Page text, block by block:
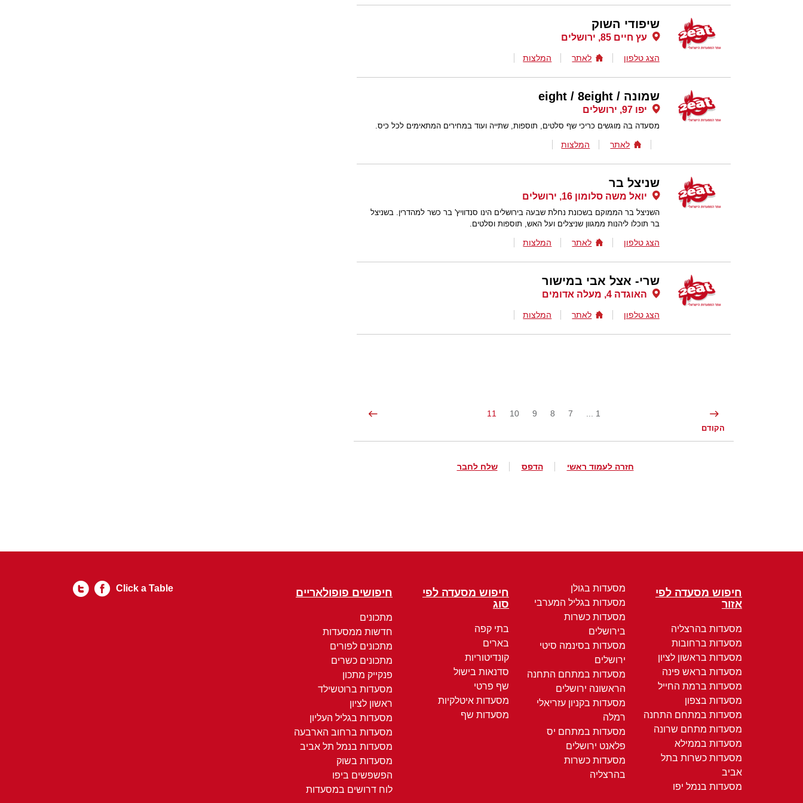
שיפודי השוק
עץ חיים 85, ירושלים
הצג טלפון לאתר המלצות
שמונה / eight / 8eight
יפו 97, ירושלים
מסעדה בה מוגשים כריכי שף סלטים, תוספות, שתייה ועוד במחירים המתאימים לכל כיס.
לאתר המלצות
שניצל בר
יואל משה סלומון 16, ירושלים
השניצל בר הממוקם בשכונת נחלת שבעה בירושלים הינו סנדוויץ' בר כשר למהדרין. בשניצל
בר תוכלו ליהנות ממגוון שניצלים ועל האש, תוספות וסלטים.
הצג טלפון לאתר המלצות
שרי- אצל אבי במישור
האוגדה 4, מעלה אדומים
הצג טלפון לאתר המלצות
הקודם
1 ...
7
8
9
10
11
חזרה לעמוד ראשי הדפס שלח לחבר
חיפוש מסעדה לפי
אזור
מסעדות בהרצליה
מסעדות ברחובות
מסעדות בראשון לציון
מסעדות בראש פינה
מסעדות ברמת החייל
מסעדות בצפון
מסעדות במתחם התחנה
מסעדות מתחם שרונה
מסעדות בממילא
מסעדות כשרות בתל
אביב
מסעדות בנמל יפו
מסעדות בגולן
מסעדות בגליל המערבי
מסעדות כשרות
בירושלים
מסעדות בסינמה סיטי
ירושלים
מסעדות במתחם התחנה
הראשונה ירושלים
מסעדות בקניון עזריאלי
רמלה
מסעדות במתחם יס
פלאנט ירושלים
מסעדות כשרות
בהרצליה
חיפוש מסעדה לפי
סוג
בתי קפה
בארים
קונדיטוריות
סדנאות בישול
שף פרטי
מסעדות איטלקיות
מסעדות שף
חיפושים פופולאריים
מתכונים
חדשות ממסעדות
מתכונים לפורים
מתכונים כשרים
פנקייק מתכון
מסעדות ברוטשילד
ראשון לציון
מסעדות בגליל העליון
מסעדות ברחוב הארבעה
מסעדות בנמל תל אביב
מסעדות בשוק
הפשפשים ביפו
לוח דרושים במסעדות
Click a Table